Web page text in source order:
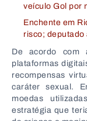
veículo Gol por
Enchente em
risco; deputado
De acordo com
plataformas
recompensas
caráter sexual.
moedas
estratégia que